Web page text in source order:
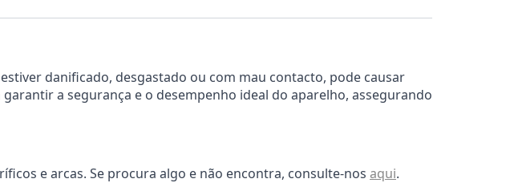
danificado, desgastado ou com mau contacto, pode causar
a segurança e o desempenho ideal do aparelho, assegurando
e arcas. Se procura algo e não encontra, consulte-nos aqui.